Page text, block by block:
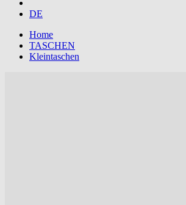
DE
Home
TASCHEN
Kleintaschen